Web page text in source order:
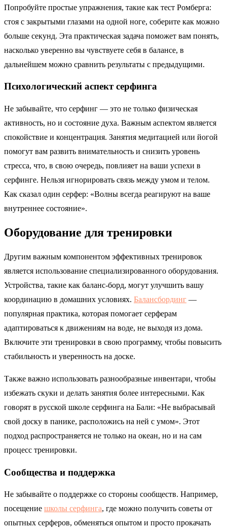
Попробуйте простые упражнения, такие как тест Ромберга:
стоя с закрытыми глазами на одной ноге, соберите как можно
больше секунд. Эта практическая задача поможет вам понять,
насколько уверенно вы чувствуете себя в балансе, в
дальнейшем можно сравнить результаты с предыдущими.
Психологический аспект серфинга
Не забывайте, что серфинг — это не только физическая
активность, но и состояние духа. Важным аспектом является
спокойствие и концентрация. Занятия медитацией или йогой
помогут вам развить внимательность и снизить уровень
стресса, что, в свою очередь, повлияет на ваши успехи в
серфинге. Нельзя игнорировать связь между умом и телом.
Как сказал один серфер: «Волны всегда реагируют на ваше
внутреннее состояние».
Оборудование для тренировки
Другим важным компонентом эффективных тренировок
является использование специализированного оборудования.
Устройства, такие как баланс-борд, могут улучшить вашу
координацию в домашних условиях. Балансбординг —
популярная практика, которая помогает серферам
адаптироваться к движениям на воде, не выходя из дома.
Включите эти тренировки в свою программу, чтобы повысить
стабильность и уверенность на доске.
Также важно использовать разнообразные инвентари, чтобы
избежать скуки и делать занятия более интересными. Как
говорят в русской школе серфинга на Бали: «Не выбрасывай
свой доску в панике, расположись на ней с умом». Этот
подход распространяется не только на океан, но и на сам
процесс тренировки.
Сообщества и поддержка
Не забывайте о поддержке со стороны сообществ. Например,
посещение школы серфинга, где можно получить советы от
опытных серферов, обменяться опытом и просто прокачать